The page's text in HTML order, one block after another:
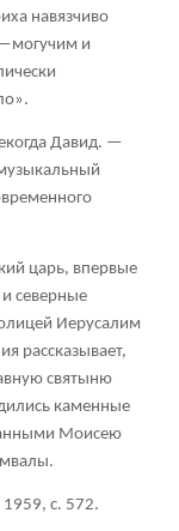
навязчиво
и
Давид. —
царь, впервые
северные
Иерусалим
рассказывает,
святыню
каменные
Моисею
1959, с. 572.